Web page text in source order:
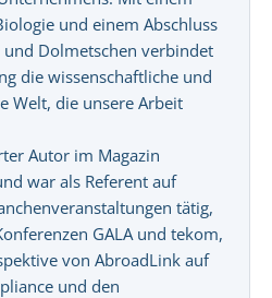
und einem Abschluss
und Dolmetschen verbindet
die wissenschaftliche und
Welt, die unsere Arbeit
Autor im Magazin
war als Referent auf
tätig,
GALA und tekom,
von AbroadLink auf
und den